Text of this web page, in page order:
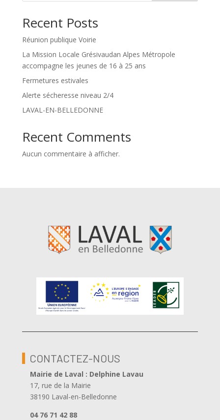
Recent Posts
Réunion publique Voirie
La Mission Locale Grésivaudan Alpes Métropole
accompagne les jeunes de 16 à 25 ans
Fermetures estivales
Alerte sécheresse niveau 2/4
LAVAL-EN-BELLEDONNE
Recent Comments
Aucun commentaire à afficher.
CONTACTEZ-NOUS
Mairie de Laval : Delphine Lavau
17, rue de la Mairie
38190 Laval-en-Belledonne
04 76 71 42 88